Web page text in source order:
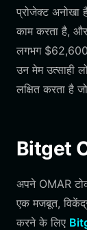
प्रोजेक्ट अनोखा
काम करता है, और
लगभग
उन मेम उत्साही
लक्षित करता है
Bitget
अपने OMAR
एक मजबूत,
करने के लिए